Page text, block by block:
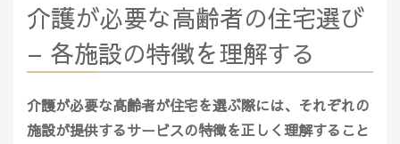
介護が必要な高齢者の住宅選び
– 各施設の特徴を理解する
介護が必要な高齢者が住宅を選ぶ際には、それぞれの
施設が提供するサービスの特徴を正しく理解すること